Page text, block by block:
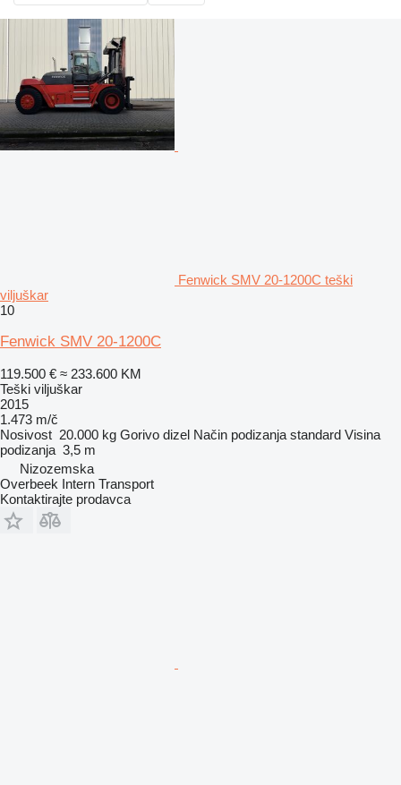
Fenwick SMV 20-1200C teški
viljuškar
10
Fenwick SMV 20-1200C
119.500 € ≈ 233.600 KM
Teški viljuškar
2015
1.473 m/č
Nosivost 20.000 kg Gorivo dizel Način podizanja standard Visina
podizanja 3,5 m
Nizozemska
Overbeek Intern Transport
Kontaktirajte prodavca